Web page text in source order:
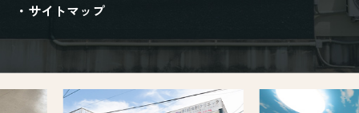
サイトマップ